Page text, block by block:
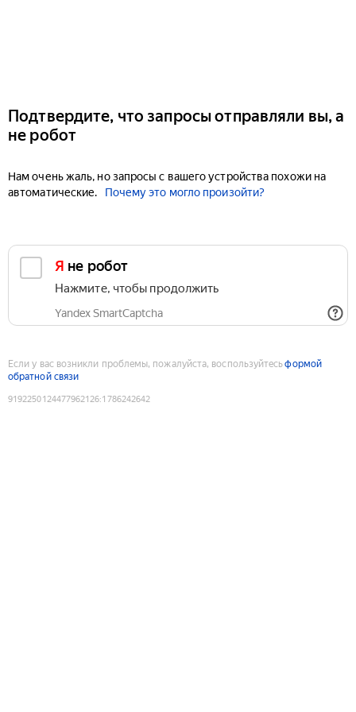
Подтвердите, что запросы отправляли вы, а
не робот
Нам очень жаль, но запросы с вашего устройства похожи на
автоматические.
Почему это могло произойти?
Я не робот
Нажмите, чтобы продолжить
Yandex SmartCaptcha
Если у вас возникли проблемы, пожалуйста, воспользуйтесьформой
обратной связи
9192250124477962126:1786242642